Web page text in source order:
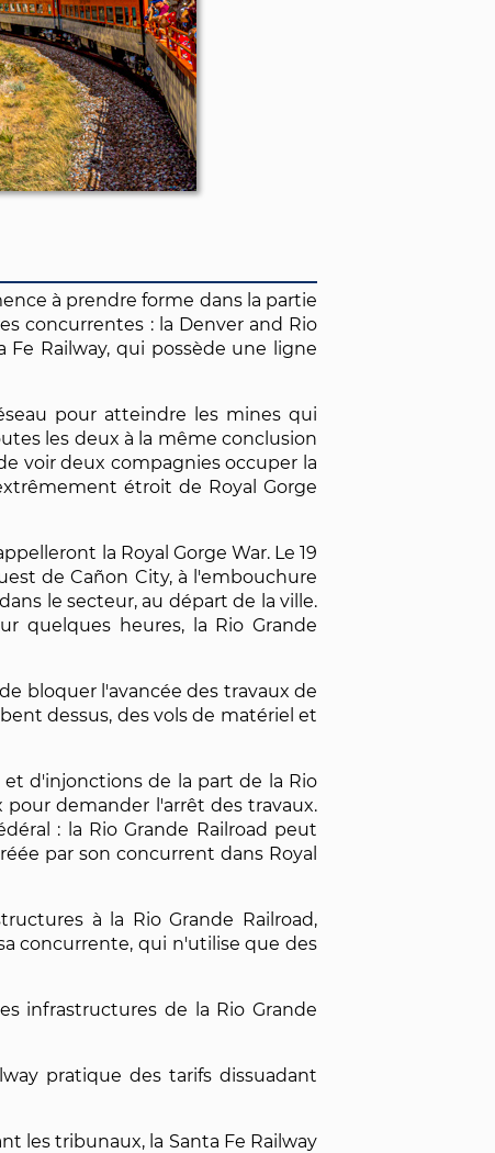
à prendre forme dans la partie
concurrentes : la Denver and Rio
Fe Railway, qui possède une ligne
pour atteindre les mines qui
les deux à la même conclusion
voir deux compagnies occuper la
étroit de Royal Gorge
la Royal Gorge War. Le 19
de Cañon City, à l'embouchure
le secteur, au départ de la ville.
quelques heures, la Rio Grande
bloquer l'avancée des travaux de
dessus, des vols de matériel et
d'injonctions de la part de la Rio
demander l'arrêt des travaux.
: la Rio Grande Railroad peut
par son concurrent dans Royal
à la Rio Grande Railroad,
concurrente, qui n'utilise que des
infrastructures de la Rio Grande
pratique des tarifs dissuadant
les tribunaux, la Santa Fe Railway